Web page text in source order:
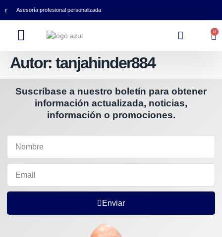
Asesoría profesional personalizada
0
Autor: tanjahinder884
Suscríbase a nuestro boletín para obtener
información actualizada, noticias,
información o promociones.
Enviar